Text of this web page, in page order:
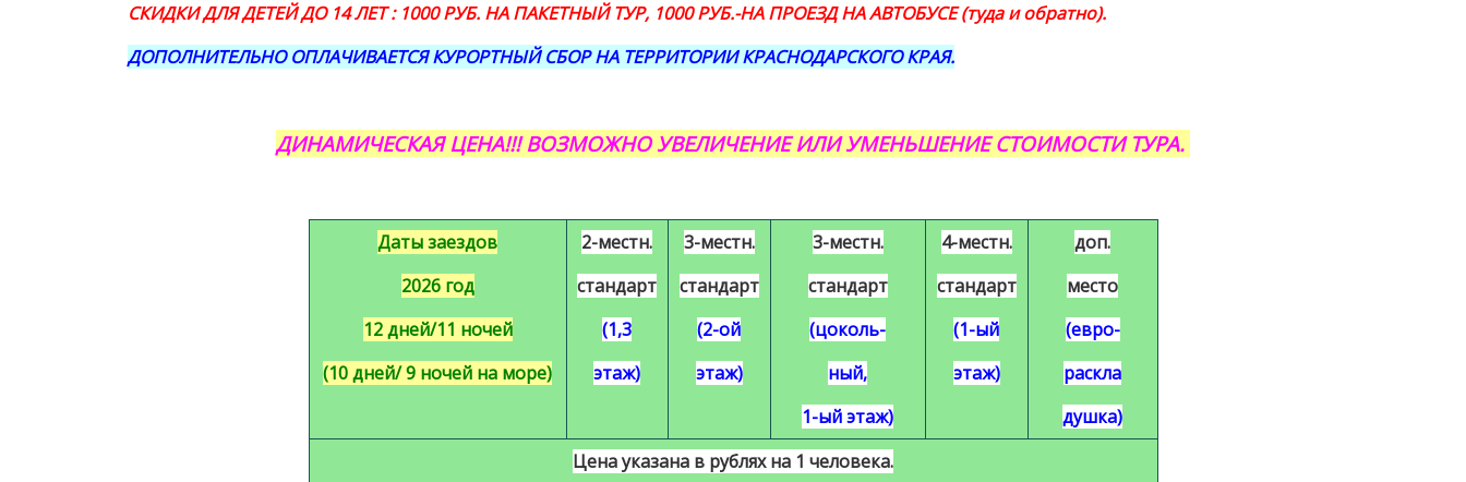
СКИДКИ ДЛЯ ДЕТЕЙ ДО 14 ЛЕТ : 1000 РУБ. НА ПАКЕТНЫЙ ТУР, 1000 РУБ.-НА ПРОЕЗД НА АВТОБУСЕ (туда и обратно).
ДОПОЛНИТЕЛЬНО ОПЛАЧИВАЕТСЯ КУРОРТНЫЙ СБОР НА ТЕРРИТОРИИ КРАСНОДАРСКОГО КРАЯ.
ДИНАМИЧЕСКАЯ ЦЕНА!!! ВОЗМОЖНО УВЕЛИЧЕНИЕ ИЛИ УМЕНЬШЕНИЕ СТОИМОСТИ ТУРА.
Даты заездов
2026 год
12 дней/11 ночей
(10 дней/ 9 ночей на море)
2-местн.
стандарт
(1,3
этаж)
3-местн.
стандарт
(2-ой
этаж)
3-местн.
стандарт
(цоколь-
ный,
1-ый этаж)
4-местн.
стандарт
(1-ый
этаж)
доп.
место
(евро-
раскла
душка)
Цена указана в рублях на 1 человека.